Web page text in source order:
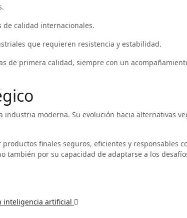
de calidad internacionales.
que requieren resistencia y estabilidad.
de primera calidad, siempre con un
moderna. Su evolución hacia alternativas
finales seguros, eficientes y responsables
también por su capacidad de adaptarse a los
inteligencia artificial